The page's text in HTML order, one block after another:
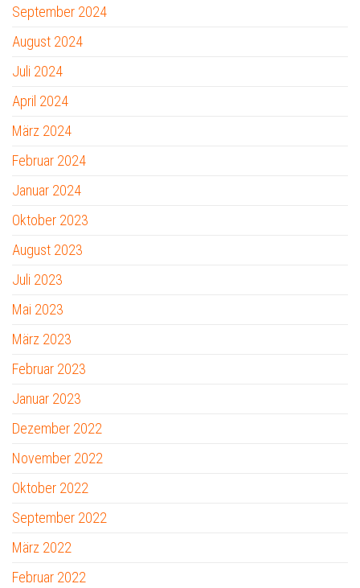
September 2024
August 2024
Juli 2024
April 2024
März 2024
Februar 2024
Januar 2024
Oktober 2023
August 2023
Juli 2023
Mai 2023
März 2023
Februar 2023
Januar 2023
Dezember 2022
November 2022
Oktober 2022
September 2022
März 2022
Februar 2022